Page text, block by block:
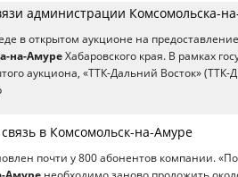
администрации Комсомольска-
в открытом аукционе на предоставление
на-Амуре Хабаровского края. В рамках
аукциона, «ТТК-Дальний Восток» (ТТК-
в Комсомольск-на-Амуре
почти у 800 абонентов компании.
Амуре необходимо заново проложить